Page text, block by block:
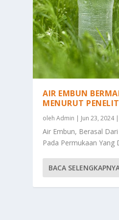
AIR EMBUN
MENURUT
olehAdmin | Jun 23, 2024|
Air Embun, Berasal
Pada Permukaan Yang
BACA